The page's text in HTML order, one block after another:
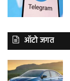
ऑटो जगत